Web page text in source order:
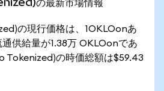
の現行価格は、1OKLOonあ
供給量が1.38万 OKLOonであ
Tokenized)の時価総額は$59.43